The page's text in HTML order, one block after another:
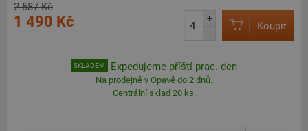
2 587 Kč
1 490 Kč
+
–
Koupit
SKLADEM Expedujeme příští prac. den
Na prodejně v Opavě do 2 dnů.
Centrální sklad 20 ks.